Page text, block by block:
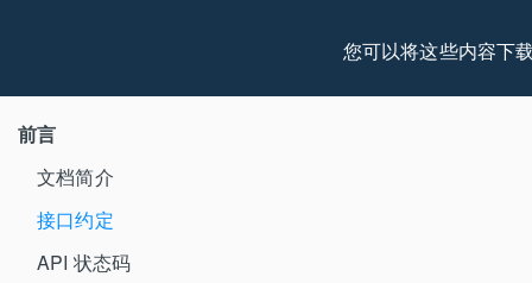
您可以将这些内容下
前言
文档简介
接口约定
API 状态码